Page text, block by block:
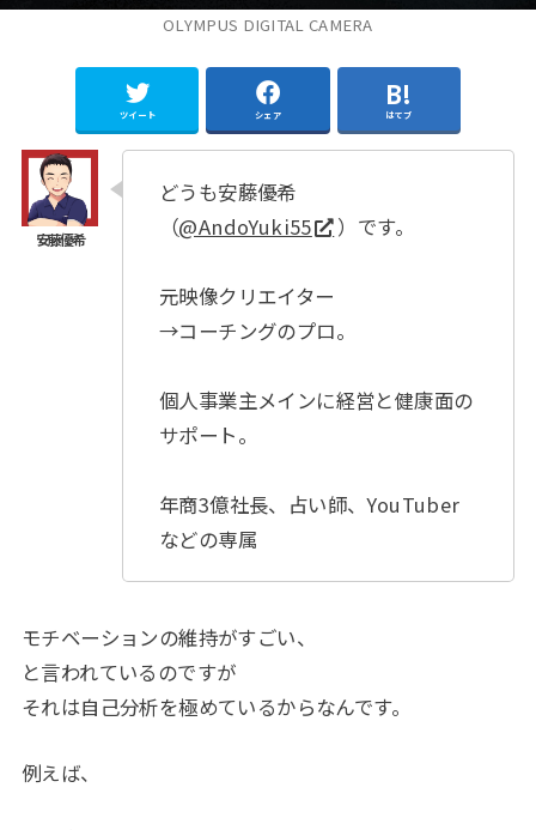
OLYMPUS DIGITAL CAMERA
ツイート シェア はてブ
どうも安藤優希
（@AndoYuki55 ）です。
元映像クリエイター
→コーチングのプロ。
個人事業主メインに経営と健康面の
サポート。
年商3億社長、占い師、YouTuber
などの専属
モチベーションの維持がすごい、
と言われているのですが
それは自己分析を極めているからなんです。
例えば、